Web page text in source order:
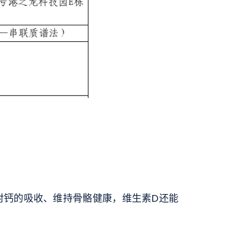
的吸收、维持骨骼健康，维生素D还能